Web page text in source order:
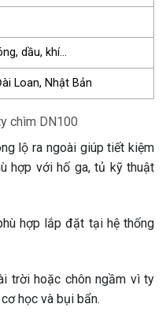
dầu, khí…
Loan, Nhật Bản
chìm DN100
lộ ra ngoài giúp tiết kiệm
hợp với hố ga, tủ kỹ thuật
hợp lắp đặt tại hệ thống
trời hoặc chôn ngầm vì ty
học và bụi bẩn.